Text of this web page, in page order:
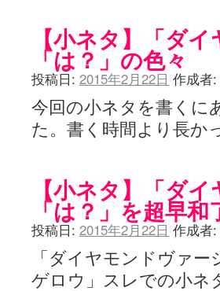
【小ネタ】「ダ
「は？」の色々
投稿日: 2015年2月22日 作成者:
今回の小ネタを書くに
た。書く時間より長か
【小ネタ】「ダ
「は？」を超早和
投稿日: 2015年2月22日 作成者:
「ダイヤモンドヴァ
ゲロウ」スレでの小ネ